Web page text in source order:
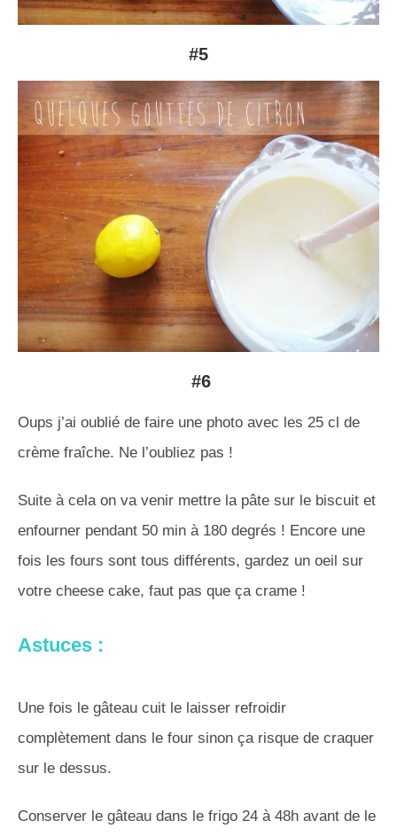
#5
#6
Oups j’ai oublié de faire une photo avec les 25 cl de
crème fraîche. Ne l’oubliez pas !
Suite à cela on va venir mettre la pâte sur le biscuit et
enfourner pendant 50 min à 180 degrés ! Encore une
fois les fours sont tous différents, gardez un oeil sur
votre cheese cake, faut pas que ça crame !
Astuces :
Une fois le gâteau cuit le laisser refroidir
complètement dans le four sinon ça risque de craquer
sur le dessus.
Conserver le gâteau dans le frigo 24 à 48h avant de le